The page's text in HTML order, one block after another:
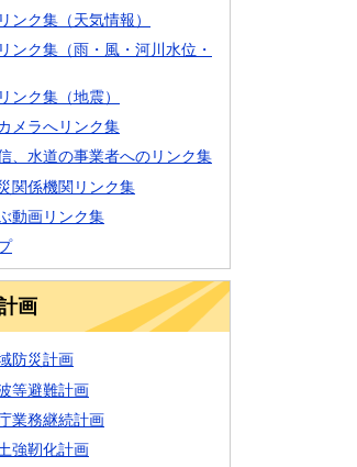
ンク集（天気情報）
ンク集（雨・風・河川水位・
ンク集（地震）
メラへリンク集
、水道の事業者へのリンク集
関係機関リンク集
動画リンク集
画
防災計画
等避難計画
業務継続計画
強靭化計画